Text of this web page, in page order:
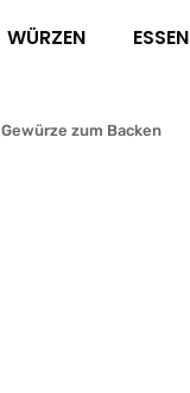
WÜRZEN ESSEN
Gewürze zum Backen